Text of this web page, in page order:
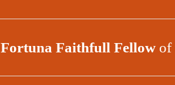
Fortuna Faithfull Fellow of